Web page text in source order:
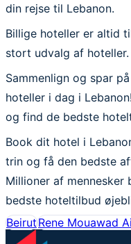
din rejse til Lebanon.
Billige hoteller er altid
stort udvalg af hoteller.
Sammenlign og spar
hoteller i dag i
og find de bedste
Book dit hotel i
trin og få den bedste
Millioner af
bedste hoteltilbud
BeirutRene Mouawad